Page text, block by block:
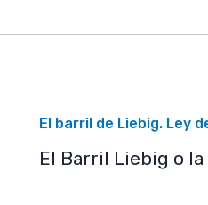
El barril de Liebig. Ley
El Barril Liebig o